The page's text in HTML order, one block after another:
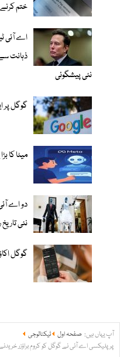
ختم
اے آئی
ذہانت
نئی پیشگوئی
گوگل پر
میٹا کا
دو اے
نئی تاریخ
گوگل
آپ یہاں ہیں: صفحہ اول
ٹیکنالوجی
پرپلیکسی اے آئی نے گوگل کو کروم براؤزر خریدنے کے لیے 34.5 ارب ڈالر